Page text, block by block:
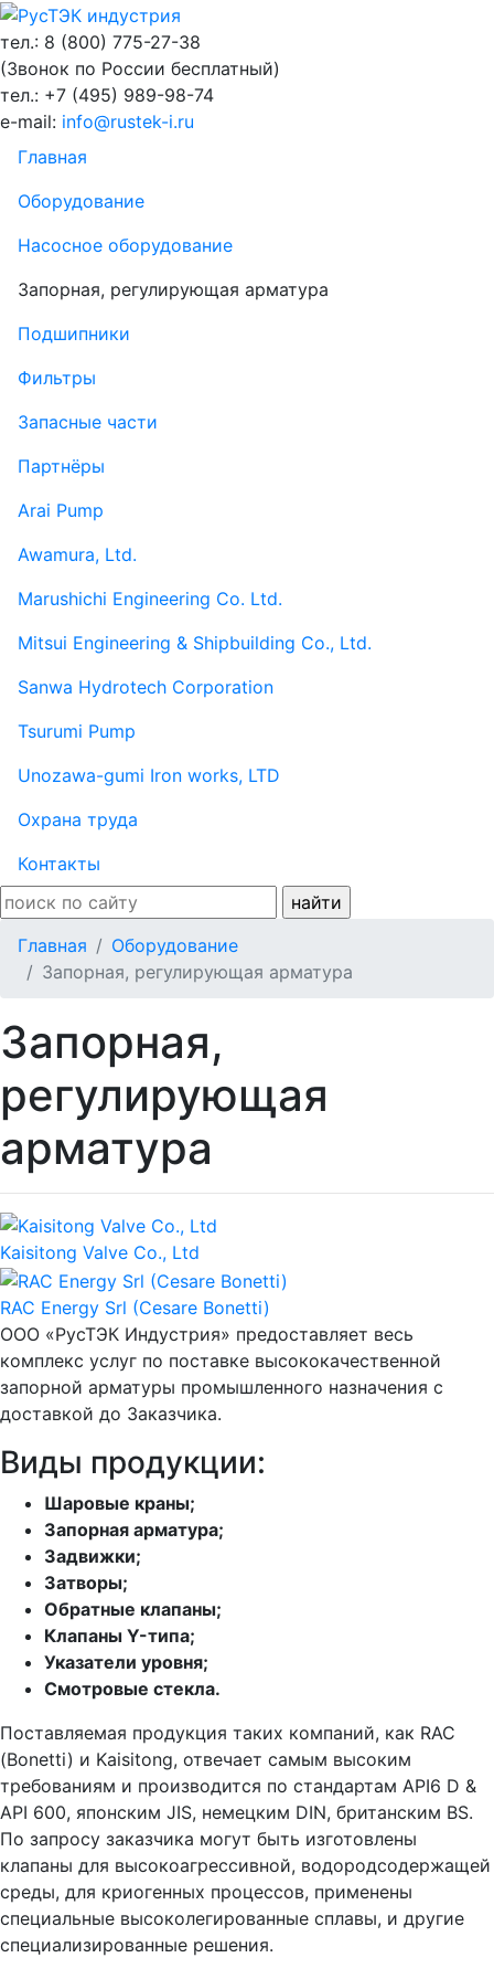
тел.: 8 (800) 775-27-38
(Звонок по России бесплатный)
тел.: +7 (495) 989-98-74
e-mail: info@rustek-i.ru
Главная
Оборудование
Насосное оборудование
Запорная, регулирующая арматура
Подшипники
Фильтры
Запасные части
Партнёры
Arai Pump
Awamura, Ltd.
Marushichi Engineering Co. Ltd.
Mitsui Engineering & Shipbuilding Co., Ltd.
Sanwa Hydrotech Corporation
Tsurumi Pump
Unozawa-gumi Iron works, LTD
Охрана труда
Контакты
Главная
Оборудование
Запорная, регулирующая арматура
Запорная,
регулирующая
арматура
Kaisitong Valve Co., Ltd
RAC Energy Srl (Cesare Bonetti)
ООО «РусТЭК Индустрия» предоставляет весь
комплекс услуг по поставке высококачественной
запорной арматуры промышленного назначения с
доставкой до Заказчика.
Виды продукции:
Шаровые краны;
Запорная арматура;
Задвижки;
Затворы;
Обратные клапаны;
Клапаны Y-типа;
Указатели уровня;
Смотровые стекла.
Поставляемая продукция таких компаний, как RAC
(Bonetti) и Kaisitong, отвечает самым высоким
требованиям и производится по стандартам API6 D &
API 600, японским JIS, немецким DIN, британским BS.
По запросу заказчика могут быть изготовлены
клапаны для высокоагрессивной, водородсодержащей
среды, для криогенных процессов, применены
специальные высоколегированные сплавы, и другие
специализированные решения.